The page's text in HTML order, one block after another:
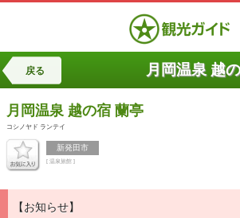
戻る 月岡温泉 越
月岡温泉 越の宿 蘭亭
コシノヤド ランテイ
新発田市
[ 温泉旅館 ]
【お知らせ】